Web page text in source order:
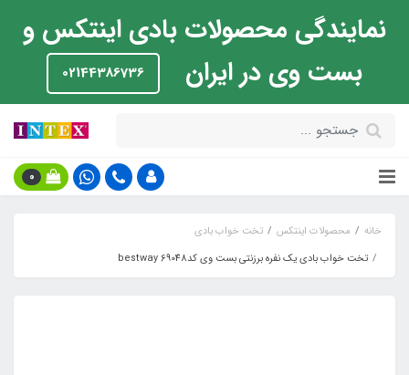
نمایندگی محصولات بادی اینتکس و
بست وی در ایران
02144386736
0
خانه محصولات اینتکس
تخت خواب بادی
تخت خواب بادی یک نفره برزنتی بست وی کدbestway 69048